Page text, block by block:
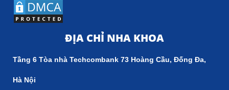
ĐỊA CHỈ NHA KHOA
Tầng 6 Tòa nhà Techcombank 73 Hoàng Cầu, Đống Đa,
Hà Nội